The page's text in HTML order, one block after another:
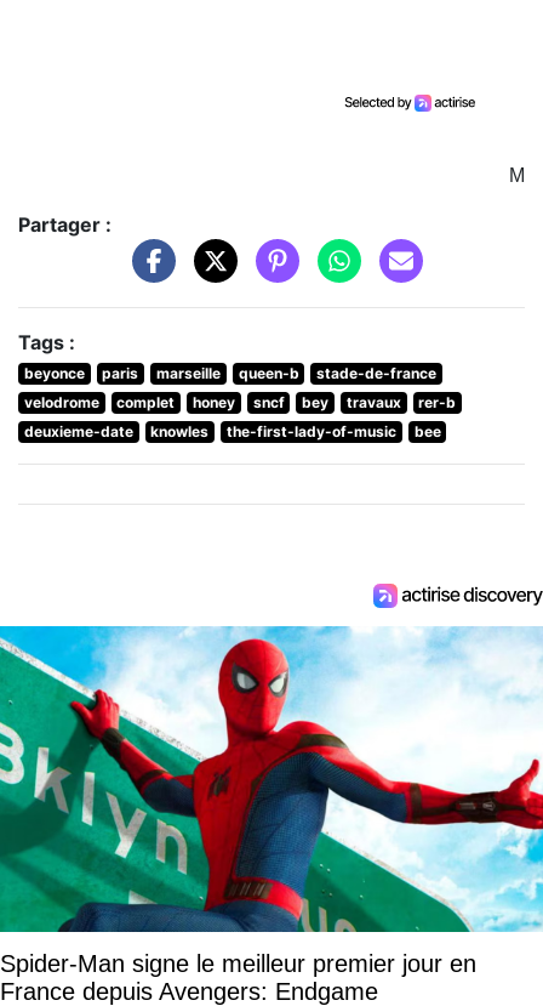
M
Partager :
Tags :
beyonce paris marseille queen-b
stade-de-france
velodrome
complet honey sncf bey travaux
rer-b
deuxieme-date
knowles the-first-lady-of-music bee
Spider-Man signe le meilleur premier jour en
France depuis Avengers: Endgame